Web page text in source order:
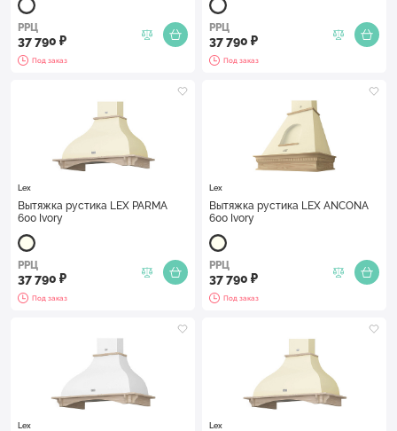
РРЦ
37 790 ₽
Под заказ
РРЦ
37 790 ₽
Под заказ
Lex
Вытяжка рустика LEX PARMA
600 Ivory
РРЦ
37 790 ₽
Под заказ
Lex
Вытяжка рустика LEX ANCONA
600 Ivory
РРЦ
37 790 ₽
Под заказ
Lex Lex